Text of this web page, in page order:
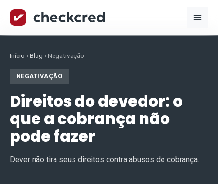
Início ›Blog ›Negativação
NEGATIVAÇÃO
Direitos do devedor: o
que a cobrança não
pode fazer
Dever não tira seus direitos contra abusos de cobrança.